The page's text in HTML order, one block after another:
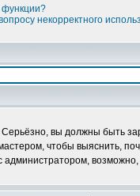
функции?
некорректного
вы должны быть
чтобы выяснить,
администратором,